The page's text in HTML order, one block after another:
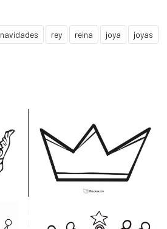
navidades rey reina joya joyas